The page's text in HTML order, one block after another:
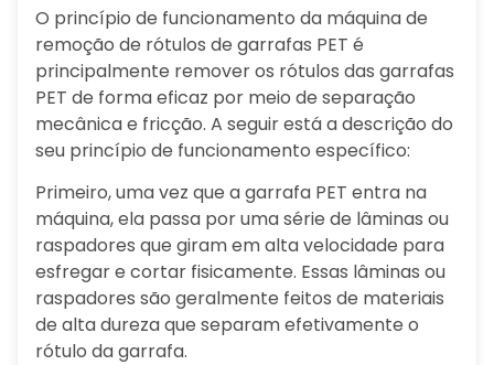
O princípio de funcionamento da máquina de
remoção de rótulos de garrafas PET é
principalmente remover os rótulos das garrafas
PET de forma eficaz por meio de separação
mecânica e fricção. A seguir está a descrição do
seu princípio de funcionamento específico:
Primeiro, uma vez que a garrafa PET entra na
máquina, ela passa por uma série de lâminas ou
raspadores que giram em alta velocidade para
esfregar e cortar fisicamente. Essas lâminas ou
raspadores são geralmente feitos de materiais
de alta dureza que separam efetivamente o
rótulo da garrafa.